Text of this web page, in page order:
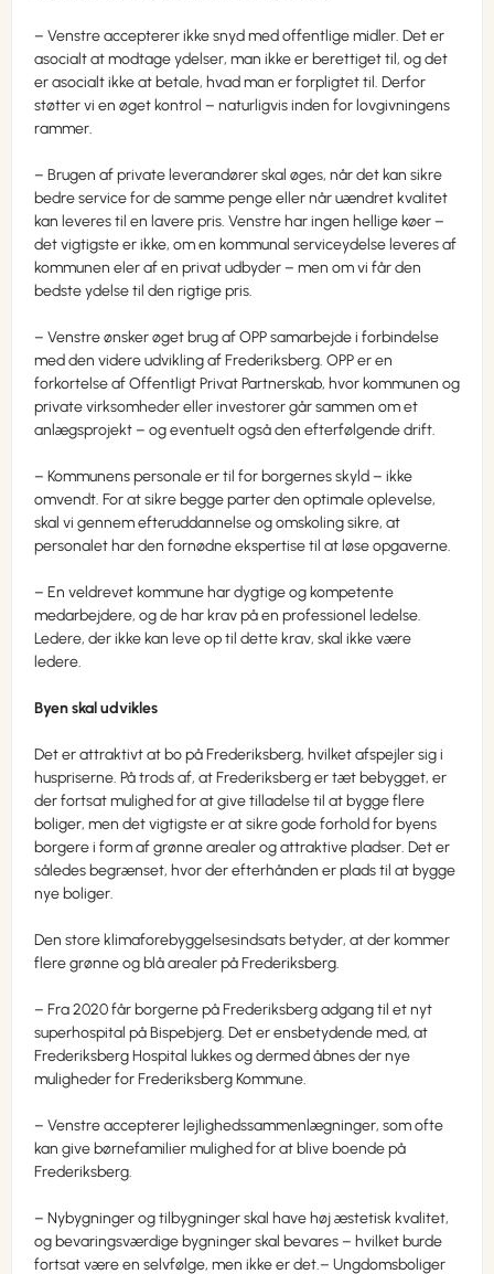
– Venstre accepterer ikke snyd med offentlige midler. Det er
asocialt at modtage ydelser, man ikke er berettiget til, og det
er asocialt ikke at betale, hvad man er forpligtet til. Derfor
støtter vi en øget kontrol – naturligvis inden for lovgivningens
rammer.
– Brugen af private leverandører skal øges, når det kan sikre
bedre service for de samme penge eller når uændret kvalitet
kan leveres til en lavere pris. Venstre har ingen hellige køer –
det vigtigste er ikke, om en kommunal serviceydelse leveres af
kommunen eler af en privat udbyder – men om vi får den
bedste ydelse til den rigtige pris.
– Venstre ønsker øget brug af OPP samarbejde i forbindelse
med den videre udvikling af Frederiksberg. OPP er en
forkortelse af Offentligt Privat Partnerskab, hvor kommunen og
private virksomheder eller investorer går sammen om et
anlægsprojekt – og eventuelt også den efterfølgende drift.
– Kommunens personale er til for borgernes skyld – ikke
omvendt. For at sikre begge parter den optimale oplevelse,
skal vi gennem efteruddannelse og omskoling sikre, at
personalet har den fornødne ekspertise til at løse opgaverne.
– En veldrevet kommune har dygtige og kompetente
medarbejdere, og de har krav på en professionel ledelse.
Ledere, der ikke kan leve op til dette krav, skal ikke være
ledere.
Byen skal udvikles
Det er attraktivt at bo på Frederiksberg, hvilket afspejler sig i
huspriserne. På trods af, at Frederiksberg er tæt bebygget, er
der fortsat mulighed for at give tilladelse til at bygge flere
boliger, men det vigtigste er at sikre gode forhold for byens
borgere i form af grønne arealer og attraktive pladser. Det er
således begrænset, hvor der efterhånden er plads til at bygge
nye boliger.
Den store klimaforebyggelsesindsats betyder, at der kommer
flere grønne og blå arealer på Frederiksberg.
– Fra 2020 får borgerne på Frederiksberg adgang til et nyt
superhospital på Bispebjerg. Det er ensbetydende med, at
Frederiksberg Hospital lukkes og dermed åbnes der nye
muligheder for Frederiksberg Kommune.
– Venstre accepterer lejlighedssammenlægninger, som ofte
kan give børnefamilier mulighed for at blive boende på
Frederiksberg.
– Nybygninger og tilbygninger skal have høj æstetisk kvalitet,
og bevaringsværdige bygninger skal bevares – hvilket burde
fortsat være en selvfølge, men ikke er det.– Ungdomsboliger